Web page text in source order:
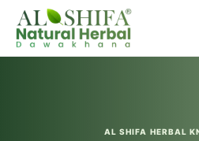
AL SHIFA HERBAL